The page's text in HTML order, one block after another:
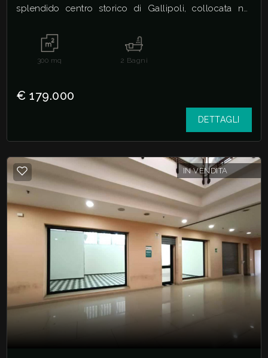
splendido centro storico di Gallipoli, collocata nel
300 mq 2 Bagni
€ 179.000
DETTAGLI
IN VENDITA